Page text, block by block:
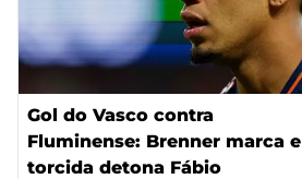
Gol do Vasco contra
Fluminense: Brenner marca e
torcida detona Fábio